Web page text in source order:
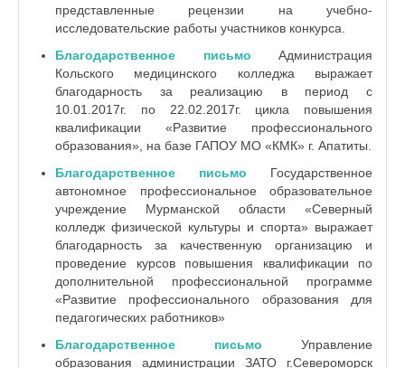
представленные рецензии на учебно-
исследовательские работы участников конкурса.
Благодарственное письмо
Администрация
Кольского медицинского колледжа выражает
благодарность за реализацию в период с
10.01.2017г. по 22.02.2017г. цикла повышения
квалификации «Развитие профессионального
образования», на базе ГАПОУ МО «КМК» г. Апатиты.
Благодарственное письмо
Государственное
автономное профессиональное образовательное
учреждение Мурманской области «Северный
колледж физической культуры и спорта» выражает
благодарность за качественную организацию и
проведение курсов повышения квалификации по
дополнительной профессиональной программе
«Развитие профессионального образования для
педагогических работников»
Благодарственное письмо
Управление
образования администрации ЗАТО г.Североморск